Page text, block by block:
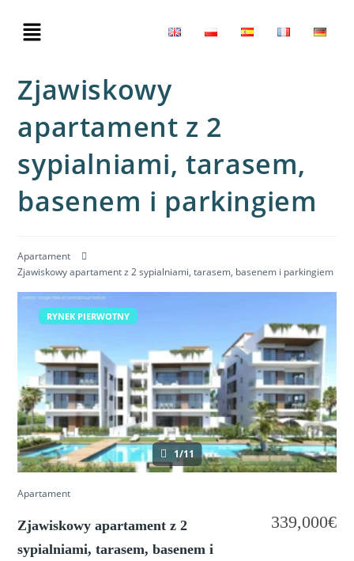
Zjawiskowy
apartament z 2
sypialniami, tarasem,
basenem i parkingiem
Apartament
Zjawiskowy apartament z 2 sypialniami, tarasem, basenem i parkingiem
RYNEK PIERWOTNY
1/11
Apartament
Zjawiskowy apartament z 2
sypialniami, tarasem, basenem i
339,000€